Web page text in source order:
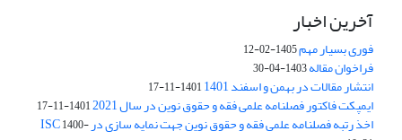
آخرین اخبار
فوری بسیار مهم1405-02-12
فراخوان مقاله1403-04-30
انتشار مقالات در بهمن و اسفند 1401 1401-11-17
ایمپکت فاکتور فصلنامه علمی فقه و حقوق نوین در سال 2021 1401-11-17
اخذ رتبه فصلنامه علمی فقه و حقوق نوین جهت نمایه سازی در ISC1400-